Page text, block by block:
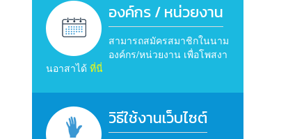
องค์กร / หน่วยงาน
สามารถสมัครสมาชิกในนาม
องค์กร/หน่วยงาน เพื่อโพสงา
นอาสาได้ ที่นี่
วิธีใช้งานเว็บไซต์